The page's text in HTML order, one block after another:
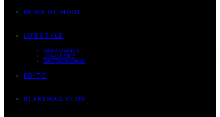
NEWS DE MODE
LIFESTYLE
HORLOGERIE
JOAILLERIE
GASTRONOMIE
EDITO
BLAKEMAG CLUB